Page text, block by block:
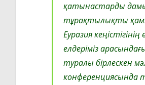
қатынастарды
тұрақтылықты
Еуразия
елдеріміз
туралы бірлескен
конференциясында